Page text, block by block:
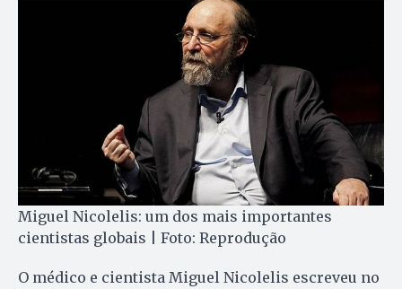
Miguel Nicolelis: um dos mais importantes
cientistas globais | Foto: Reprodução
O médico e cientista Miguel Nicolelis escreveu no